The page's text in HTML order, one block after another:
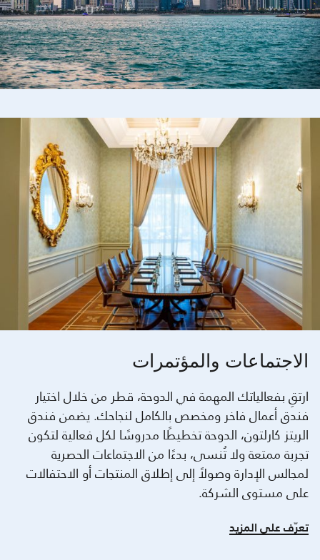
الاجتماعات والمؤتمرات
ارتقِ بفعالياتك المهمة في الدوحة، قطر من خلال اختيار
فندق أعمال فاخر ومخصص بالكامل لنجاحك. يضمن فندق
الريتز كارلتون، الدوحة تخطيطًا مدروسًا لكل فعالية لتكون
تجربة ممتعة ولا تُنسى، بدءًا من الاجتماعات الحصرية
لمجالس الإدارة وصولاً إلى إطلاق المنتجات أو الاحتفالات
على مستوى الشركة.
تعرّف على المزيد